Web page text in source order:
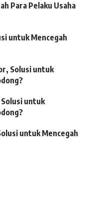
Para Pelaku Usaha
untuk Mencegah
Solusi untuk
untuk
untuk Mencegah